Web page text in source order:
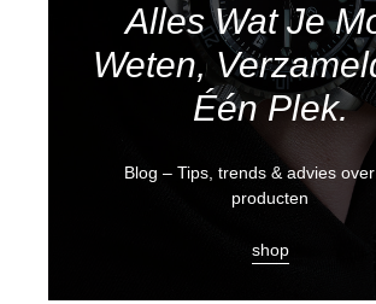
Alles Wat Je
Weten,
Één Plek.
Blog – Tips, trends & advies
producten
shop